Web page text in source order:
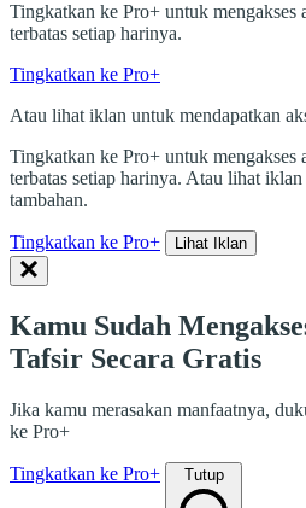
Tingkatkan ke Pro+ untuk mengakses
terbatas setiap harinya.
Tingkatkan ke Pro+
Atau lihat iklan untuk mendapatkan
Tingkatkan ke Pro+ untuk mengakses
terbatas setiap harinya. Atau lihat
tambahan.
Tingkatkan ke Pro+ Lihat Iklan
Kamu Sudah
Tafsir Secara Gratis
Jika kamu merasakan manfaatnya,
ke Pro+
Tingkatkan ke Pro+ Tutup